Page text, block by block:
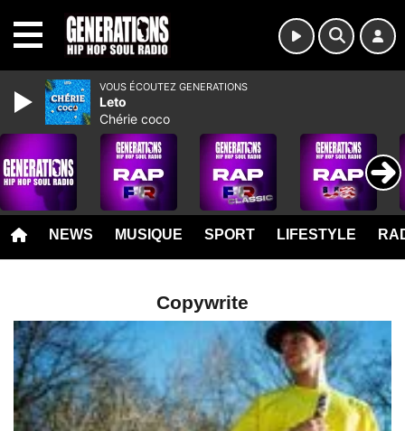
NEWS MUSIQUE SPORT LIFESTYLE
Copywrite
VOUS ÉCOUTEZ GENERATIONS
Leto
Chérie coco